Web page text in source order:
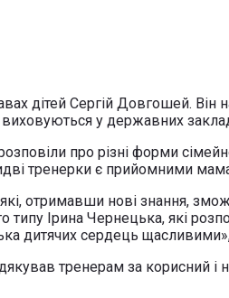
дітей Сергій Довгошей.
виховуються у державних
про різні форми
тренерки є прийомними
отримавши нові знання,
Ірина Чернецька, які
дитячих сердець
тренерам за корисний і